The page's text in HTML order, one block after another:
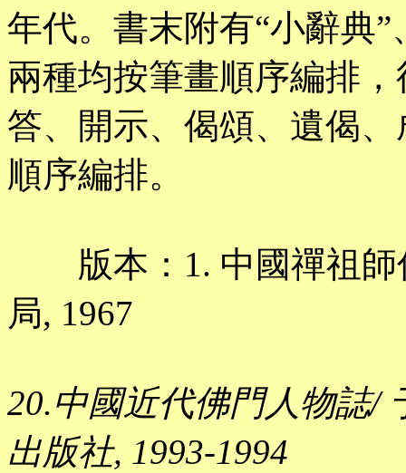
年代。書末附有“小辭典”
兩種均按筆畫順序編排
答、開示、偈頌、遺偈
順序編排。
版本：1. 中國禪祖師
局, 1967
20.中國近代佛門人物誌/
出版社, 1993-1994